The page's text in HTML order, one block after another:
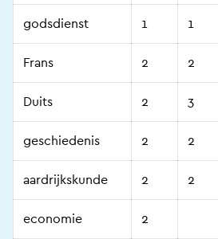
godsdienst 1 1
Frans 2 2
Duits 2 3
geschiedenis 2 2
aardrijkskunde 2 2
economie 2